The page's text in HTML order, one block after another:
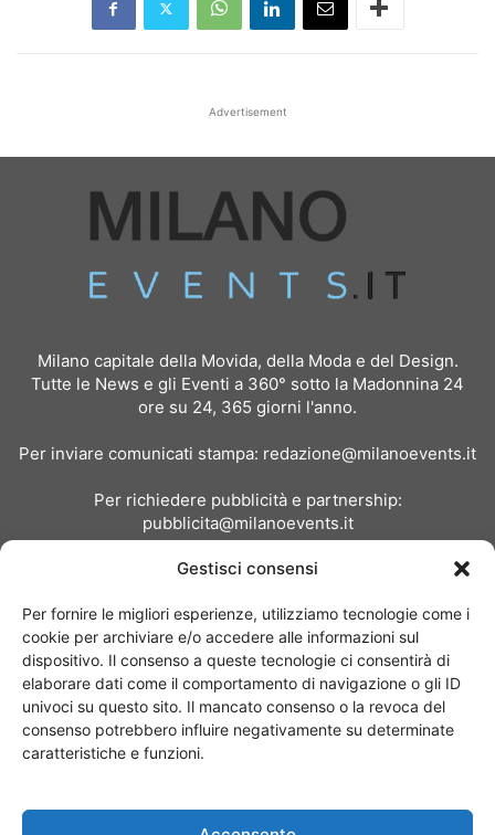
Gestisci consensi
Per fornire le migliori esperienze, utilizziamo tecnologie come i
cookie per archiviare e/o accedere alle informazioni sul
dispositivo. Il consenso a queste tecnologie ci consentirà di
elaborare dati come il comportamento di navigazione o gli ID
univoci su questo sito. Il mancato consenso o la revoca del
consenso potrebbero influire negativamente su determinate
caratteristiche e funzioni.
Advertisement
Milano capitale della Movida, della Moda e del Design.
Tutte le News e gli Eventi a 360° sotto la Madonnina 24
ore su 24, 365 giorni l'anno.
Per inviare comunicati stampa: redazione@milanoevents.it
Per richiedere pubblicità e partnership:
pubblicita@milanoevents.it
Chi siamo I Nostri Clienti